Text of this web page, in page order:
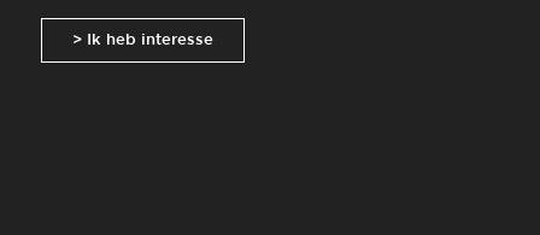
> Ik heb interesse